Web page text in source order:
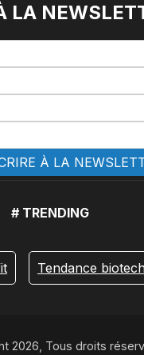
LA
# TRENDING
Tendance
2026, Tous droits